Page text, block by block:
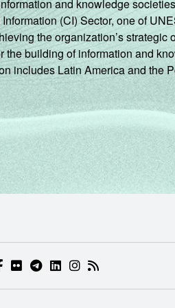
and knowledge
(CI) Sector, one of
the organization’s strategic
the building of information and
includes Latin America and the
DO NIC.BR (ABRE EM NOVA ABA)
DO NIC.BR (ABRE EM NOVA
DO NIC.BR (ABRE EM
FLICKR DO NIC.BR (ABRE EM
TELEGRAM DO NIC.BR
LINKEDIN DO NIC.BR
INSTAGRAM DO
RSS DO NIC.BR